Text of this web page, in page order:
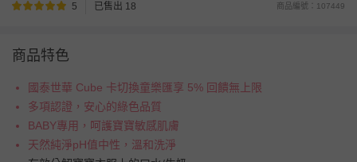
5 已售出 18 商品編號：107449
商品特色
國泰世華 Cube 卡切換童樂匯享 5% 回饋無上限
多項認證，安心的綠色品質
BABY專用，呵護寶寶敏感肌膚
天然純淨pH值中性，溫和洗淨